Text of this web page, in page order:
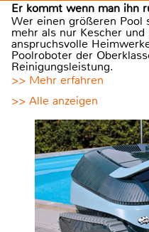
Er kommt wenn man ihn
Wer einen größeren Pool
mehr als nur Kescher
anspruchsvolle
Poolroboter der
Reinigungsleistung.
>> Mehr erfahren
>> Alle anzeigen